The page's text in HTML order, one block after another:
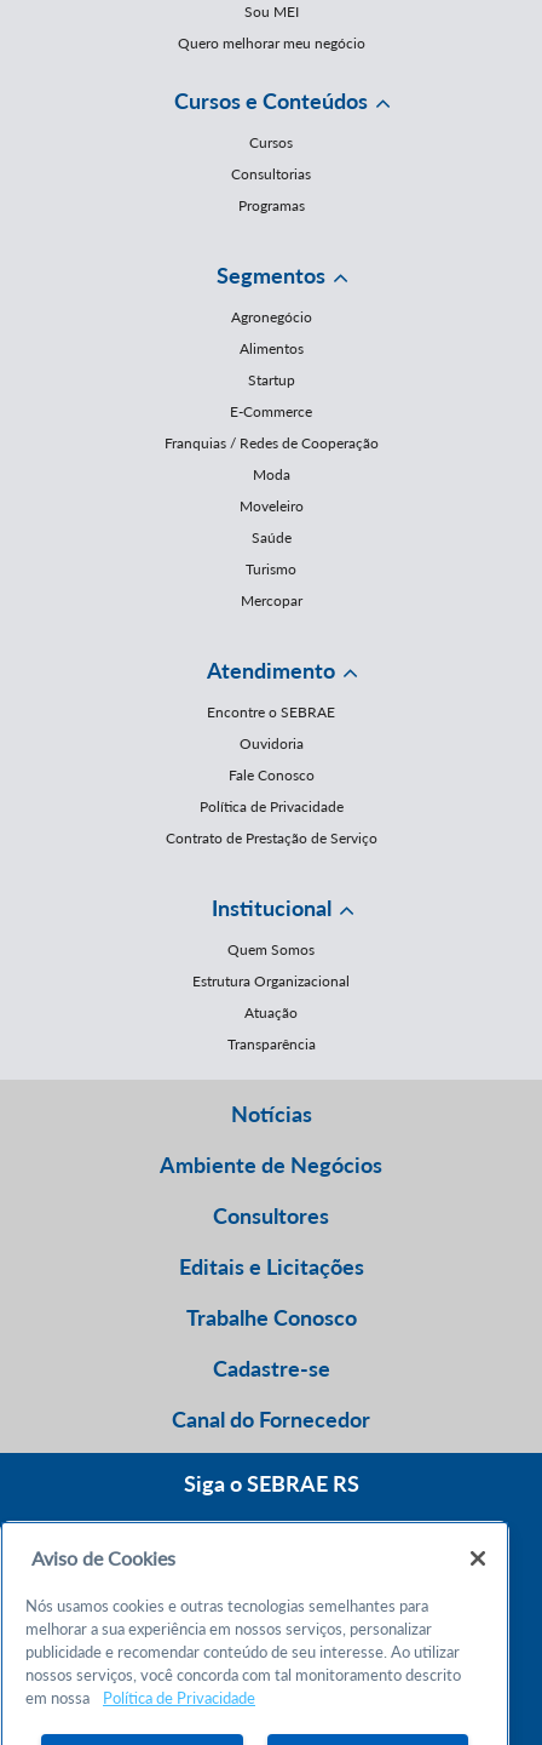
Sou MEI
Quero melhorar meu negócio
Cursos e Conteúdos
Cursos
Consultorias
Programas
Segmentos
Agronegócio
Alimentos
Startup
E-Commerce
Franquias / Redes de Cooperação
Moda
Moveleiro
Saúde
Turismo
Mercopar
Atendimento
Encontre o SEBRAE
Ouvidoria
Fale Conosco
Política de Privacidade
Contrato de Prestação de Serviço
Institucional
Quem Somos
Estrutura Organizacional
Atuação
Transparência
Notícias
Ambiente de Negócios
Consultores
Editais e Licitações
Trabalhe Conosco
Cadastre-se
Canal do Fornecedor
Siga o SEBRAE RS
Atendimento 24h
Chame no WhatsApp
Aviso de Cookies
Nós usamos cookies e outras tecnologias semelhantes para
melhorar a sua experiência em nossos serviços, personalizar
publicidade e recomendar conteúdo de seu interesse. Ao utilizar
nossos serviços, você concorda com tal monitoramento descrito
em nossa
Política de Privacidade